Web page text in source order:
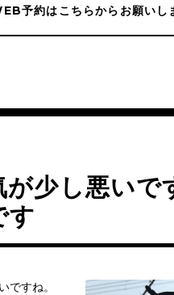
予約はこちらからお願いし
が少し悪いで
す
ですね。